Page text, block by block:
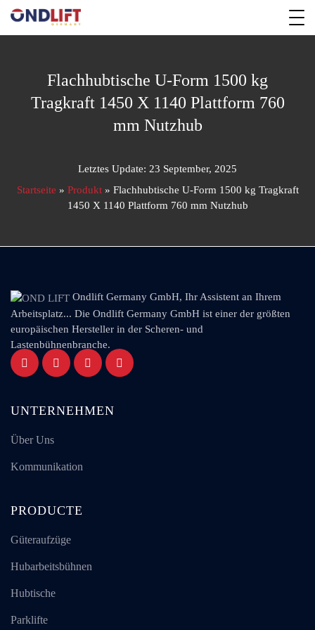
Flachhubtische U-Form 1500 kg
Tragkraft 1450 X 1140 Plattform 760
mm Nutzhub
Letztes Update: 23 September, 2025
Startseite » Produkt» Flachhubtische U-Form 1500 kg Tragkraft
1450 X 1140 Plattform 760 mm Nutzhub
Ondlift Germany GmbH, Ihr Assistent an Ihrem
Arbeitsplatz... Die Ondlift Germany GmbH ist einer der größten
europäischen Hersteller in der Scheren- und
Lastenbühnenbranche.
UNTERNEHMEN
Über Uns
Kommunikation
PRODUCTE
Güteraufzüge
Hubarbeitsbühnen
Hubtische
Parklifte